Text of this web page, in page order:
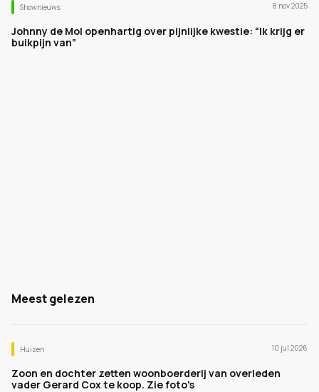
Shownieuws 8 nov 2025
Johnny de Mol openhartig over pijnlijke kwestie: “Ik krijg er
buikpijn van”
Meest gelezen
Huizen 10 jul 2026
Zoon en dochter zetten woonboerderij van overleden
vader Gerard Cox te koop. Zie foto's